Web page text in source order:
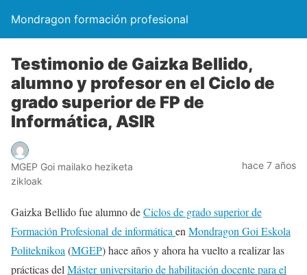
Mondragon formación profesional
Testimonio de Gaizka Bellido,
alumno y profesor en el Ciclo de
grado superior de FP de
Informática, ASIR
MGEP Goi mailako heziketa
zikloak
hace 7 años
Gaizka Bellido fue alumno deCiclos de grado superior de
Formación Profesional de informática en Mondragon Goi Eskola
Politeknikoa (MGEP) hace años y ahora ha vuelto a realizar las
prácticas del Máster universitario de habilitación docente para el